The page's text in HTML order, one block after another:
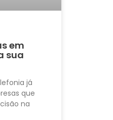
em
sua
já
que
na